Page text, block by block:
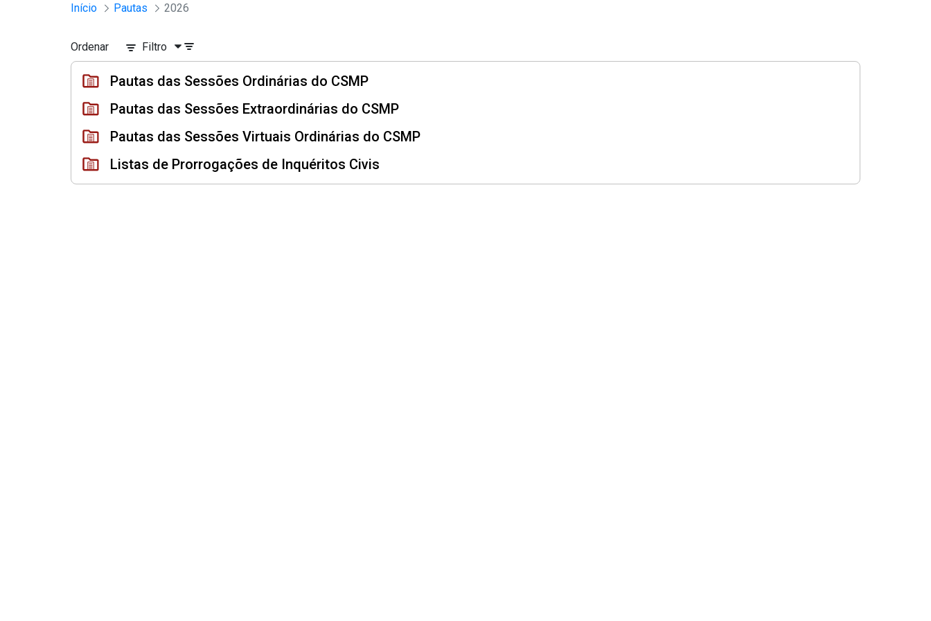
Pular para o Conteúdo principal
Sessões e Reuniões - Documentos Conselho Superior
Início Pautas 2026
Ordenar Filtro
Pautas das Sessões Ordinárias do CSMP
Pautas das Sessões Extraordinárias do CSMP
Pautas das Sessões Virtuais Ordinárias do CSMP
Listas de Prorrogações de Inquéritos Civis